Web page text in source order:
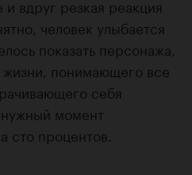
вдруг резкая реакция
человек улыбается
показать персонажа,
жизни, понимающего все
себя
момент
сто процентов.